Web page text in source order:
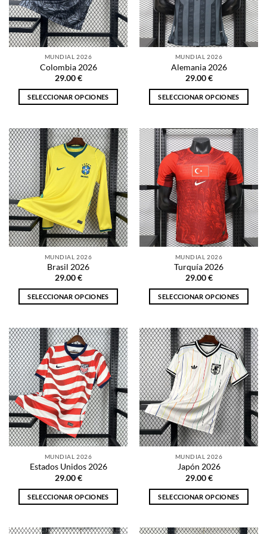
pueden
elegir
en
la
página
de
pueden
elegir
en
la
página
de
MUNDIAL 2026
Colombia 2026
29.00€
SELECCIONAR OPCIONES
tiene
múltiples
variantes.
opciones
se
pueden
elegir
en
la
página
de
MUNDIAL 2026
Alemania 2026
29.00€
SELECCIONAR OPCIONES
tiene
múltiples
variantes.
Las
opciones
se
pueden
elegir
en
la
página
de
MUNDIAL 2026
Brasil 2026
29.00€
SELECCIONAR OPCIONES
tiene
múltiples
variantes.
Las
opciones
se
pueden
elegir
en
la
página
de
MUNDIAL 2026
Turquía 2026
29.00€
SELECCIONAR OPCIONES
tiene
múltiples
variantes.
Las
opciones
se
pueden
elegir
en
la
página
de
MUNDIAL 2026
Estados Unidos 2026
29.00€
SELECCIONAR OPCIONES
MUNDIAL 2026
Japón 2026
29.00€
SELECCIONAR OPCIONES